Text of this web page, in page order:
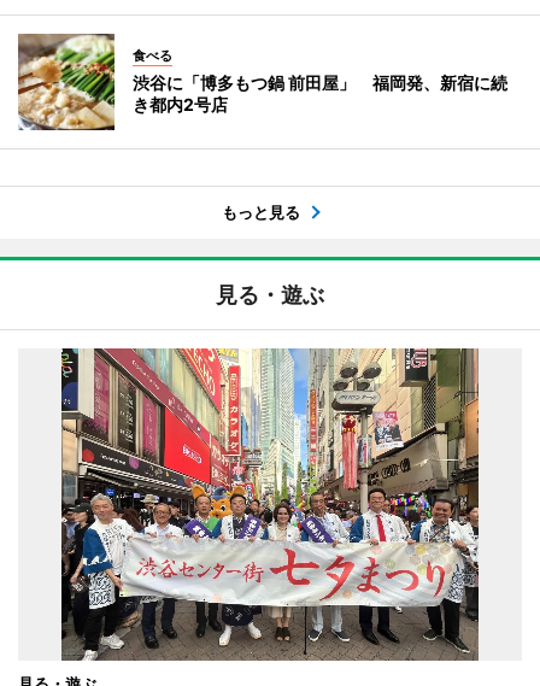
食べる
渋谷に「博多もつ鍋 前田屋」 福岡発、新宿に続
き都内2号店
もっと見る
見る・遊ぶ